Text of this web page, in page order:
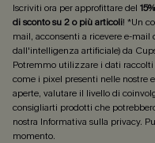
Iscriviti ora per approfittare del
di sconto su 2 o più articoli! *Un
mail, acconsenti a ricevere e-
dall'intelligenza artificiale) da
Potremmo utilizzare i dati
come i pixel presenti nelle nostre
aperte, valutare il livello di
consigliarti prodotti che
nostra Informativa sulla privacy.
momento.